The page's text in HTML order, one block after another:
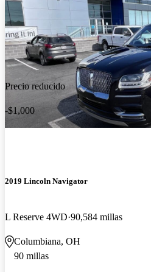
Precio reducido
-$1,000
2019 Lincoln Navigator
L Reserve 4WD 90,584 millas
Columbiana, OH
90 millas